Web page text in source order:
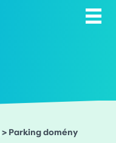
> Parking domény